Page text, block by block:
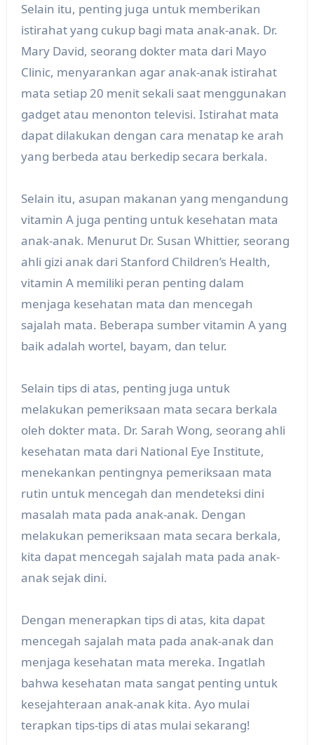
Selain itu, penting juga untuk memberikan
istirahat yang cukup bagi mata anak-anak. Dr.
Mary David, seorang dokter mata dari Mayo
Clinic, menyarankan agar anak-anak istirahat
mata setiap 20 menit sekali saat menggunakan
gadget atau menonton televisi. Istirahat mata
dapat dilakukan dengan cara menatap ke arah
yang berbeda atau berkedip secara berkala.
Selain itu, asupan makanan yang mengandung
vitamin A juga penting untuk kesehatan mata
anak-anak. Menurut Dr. Susan Whittier, seorang
ahli gizi anak dari Stanford Children’s Health,
vitamin A memiliki peran penting dalam
menjaga kesehatan mata dan mencegah
sajalah mata. Beberapa sumber vitamin A yang
baik adalah wortel, bayam, dan telur.
Selain tips di atas, penting juga untuk
melakukan pemeriksaan mata secara berkala
oleh dokter mata. Dr. Sarah Wong, seorang ahli
kesehatan mata dari National Eye Institute,
menekankan pentingnya pemeriksaan mata
rutin untuk mencegah dan mendeteksi dini
masalah mata pada anak-anak. Dengan
melakukan pemeriksaan mata secara berkala,
kita dapat mencegah sajalah mata pada anak-
anak sejak dini.
Dengan menerapkan tips di atas, kita dapat
mencegah sajalah mata pada anak-anak dan
menjaga kesehatan mata mereka. Ingatlah
bahwa kesehatan mata sangat penting untuk
kesejahteraan anak-anak kita. Ayo mulai
terapkan tips-tips di atas mulai sekarang!